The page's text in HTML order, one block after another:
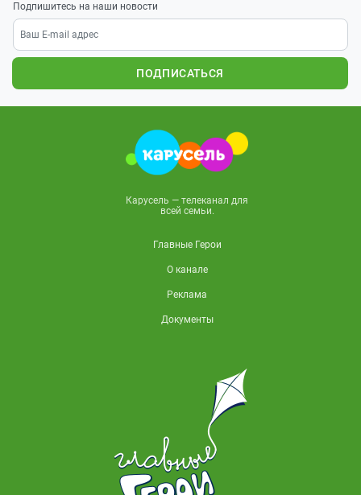
Подпишитесь на наши новости
ПОДПИСАТЬСЯ
Карусель — телеканал для
всей семьи.
Главные Герои
О канале
Реклама
Документы